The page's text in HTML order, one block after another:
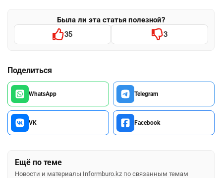
Была ли эта статья полезной?
35 3
Поделиться
WhatsApp Telegram
VK Facebook
Ещё по теме
Новости и материалы Informburo.kz по связанным темам